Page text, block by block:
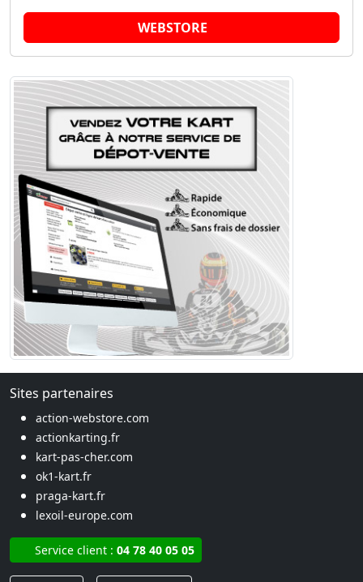
WEBSTORE
Sites partenaires
action-webstore.com
actionkarting.fr
kart-pas-cher.com
ok1-kart.fr
praga-kart.fr
lexoil-europe.com
Service client : 04 78 40 05 05